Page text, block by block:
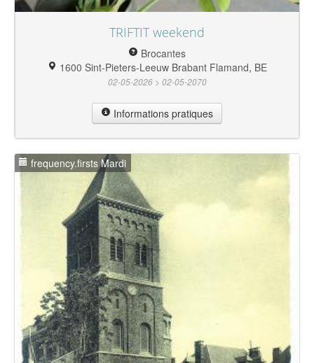
TRIFTIT weekend
Brocantes
1600 Sint-Pieters-Leeuw Brabant Flamand, BE
02-05-2026 > 02-05-2070
Informations pratiques
frequency.firsts Mardi